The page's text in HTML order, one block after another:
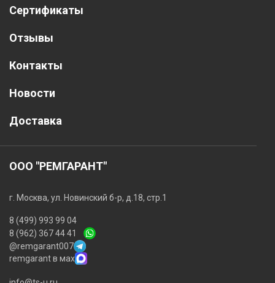
Сертификаты
Отзывы
Контакты
Новости
Доставка
ООО "РЕМГАРАНТ"
г. Москва, ул. Новинский б-р, д.18, стр.1
8 (499) 993 99 04
8 (962) 367 44 41
@remgarant007
remgarant в мах